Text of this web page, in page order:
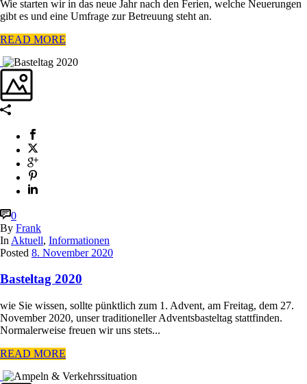
Wie starten wir in das neue Jahr nach den Ferien, welche Neuerungen
gibt es und eine Umfrage zur Betreuung steht an.
READ MORE
0
By Frank
In Aktuell, Informationen
Posted 8. November 2020
Basteltag 2020
wie Sie wissen, sollte pünktlich zum 1. Advent, am Freitag, dem 27.
November 2020, unser traditioneller Adventsbasteltag stattfinden.
Normalerweise freuen wir uns stets...
READ MORE